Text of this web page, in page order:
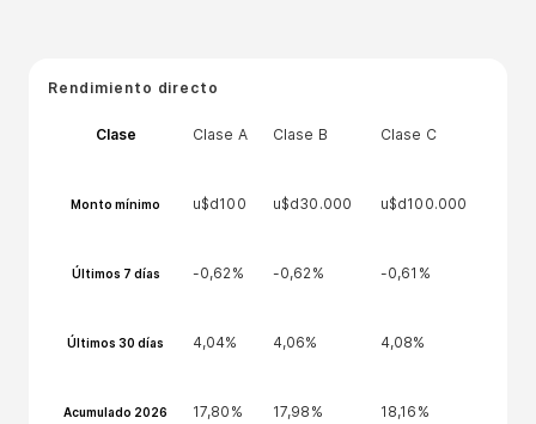
Rendimiento directo
Clase Clase A Clase B Clase C
Monto mínimo u$d100 u$d30.000 u$d100.000
Últimos 7 días -0,62% -0,62% -0,61%
Últimos 30 días 4,04% 4,06% 4,08%
Acumulado 2026 17,80% 17,98% 18,16%